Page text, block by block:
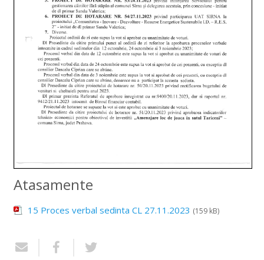
Atasamente
15 Proces verbal sedinta CL 27.11.2023 (159 kB)